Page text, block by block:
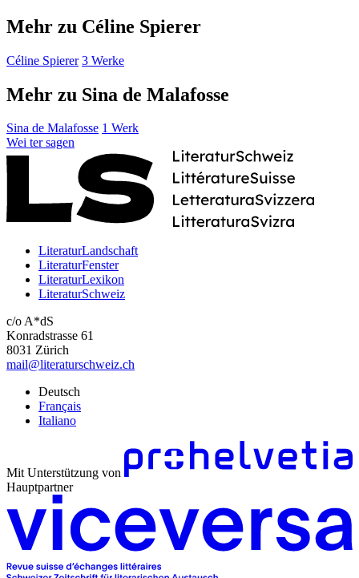
Mehr zu Céline Spierer
Céline Spierer 3 Werke
Mehr zu Sina de Malafosse
Sina de Malafosse 1 Werk
Wei ter sagen
LiteraturLandschaft
LiteraturFenster
LiteraturLexikon
LiteraturSchweiz
c/o A*dS
Konradstrasse 61
8031 Zürich
mail@literaturschweiz.ch
Deutsch
Français
Italiano
Mit Unterstützung von
Hauptpartner